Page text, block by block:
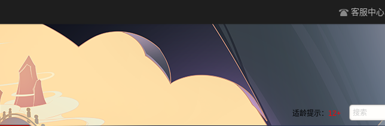
客服中心
适龄提示： 12+